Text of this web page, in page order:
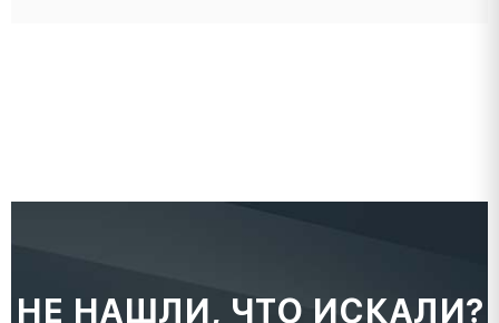
НЕ НАШЛИ, ЧТО ИСКАЛИ?